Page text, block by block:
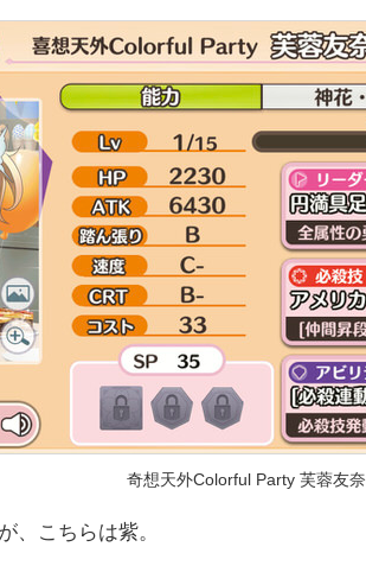
奇想天外Colorful Party 芙蓉友奈
、こちらは紫。